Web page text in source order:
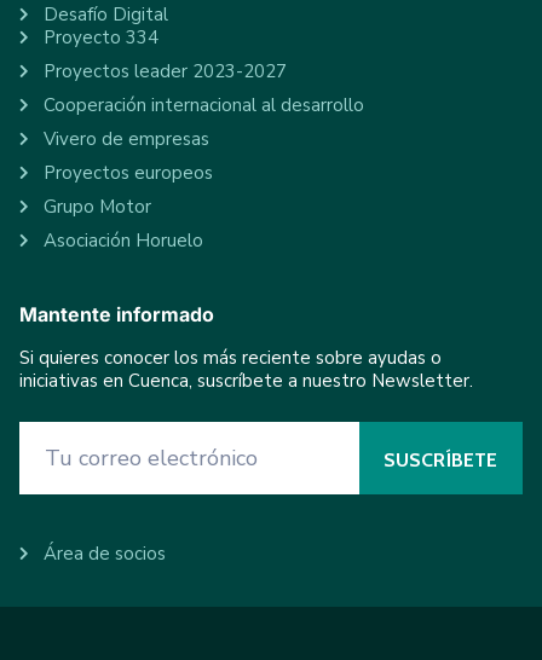
Desafío Digital
Proyecto 334
Proyectos leader 2023-2027
Cooperación internacional al desarrollo
Vivero de empresas
Proyectos europeos
Grupo Motor
Asociación Horuelo
Mantente informado
Si quieres conocer los más reciente sobre ayudas o
iniciativas en Cuenca, suscríbete a nuestro Newsletter.
Área de socios